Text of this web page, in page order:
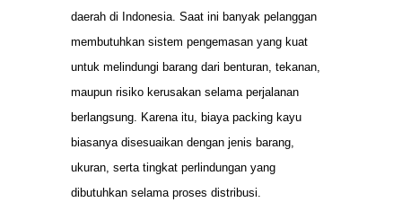
daerah di Indonesia. Saat ini banyak pelanggan
membutuhkan sistem pengemasan yang kuat
untuk melindungi barang dari benturan, tekanan,
maupun risiko kerusakan selama perjalanan
berlangsung. Karena itu, biaya packing kayu
biasanya disesuaikan dengan jenis barang,
ukuran, serta tingkat perlindungan yang
dibutuhkan selama proses distribusi.